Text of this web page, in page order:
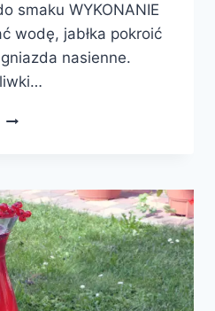
smaku WYKONANIE
wodę, jabłka pokroić
nasienne.
KOMPOT
I
ŚLIWEK